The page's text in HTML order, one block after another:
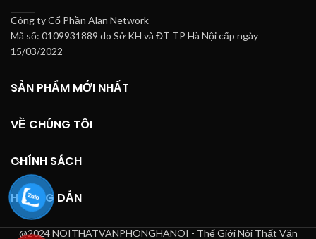
Công ty Cổ Phần Alan Network
Mã số: 0109931889 do Sở KH và ĐT TP Hà Nội cấp ngày
15/03/2022
SẢN PHẨM MỚI NHẤT
VỀ CHÚNG TÔI
CHÍNH SÁCH
HƯỚNG DẪN
@2024 NOITHATVANPHONGHANOI - Thế Giới Nội Thất Văn